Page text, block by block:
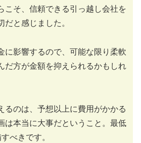
こそ、信頼できる引っ越し会社を
と感じました。
に影響するので、可能な限り柔軟
だ方が金額を抑えられるかもしれ
るのは、予想以上に費用がかかる
は本当に大事だということ。最低
べきです。